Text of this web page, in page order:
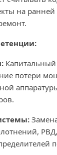
на ранней
потери